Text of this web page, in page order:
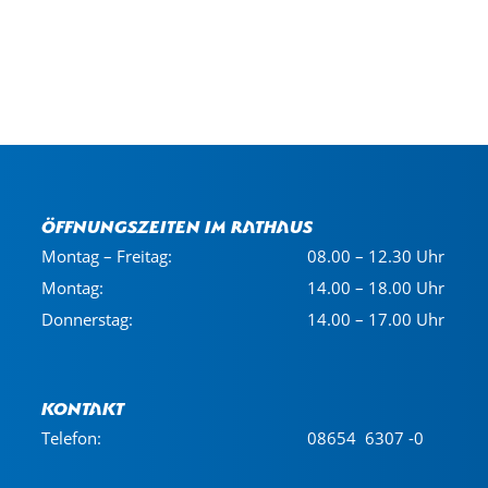
Öffnungszeiten im Rathaus
Montag – Freitag:
08.00 – 12.30 Uhr
Montag:
14.00 – 18.00 Uhr
Donnerstag:
14.00 – 17.00 Uhr
Kontakt
Telefon: 08654 6307 -0